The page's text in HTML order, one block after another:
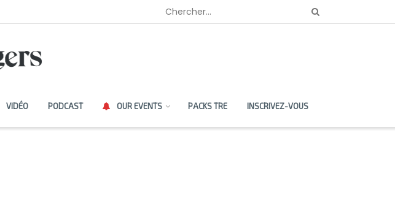
VIDÉO PODCAST OUR EVENTS PACKS TRE INSCRIVEZ-VOUS